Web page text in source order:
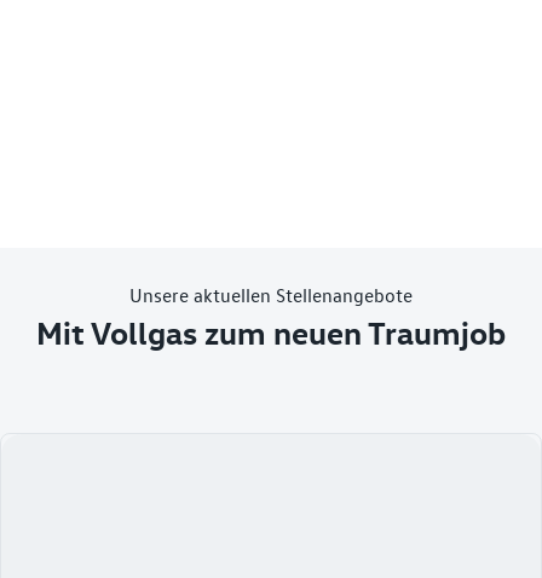
Unsere aktuellen Stellenangebote
Mit Vollgas zum neuen Traumjob